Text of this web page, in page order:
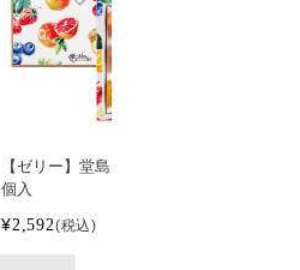
【ゼリー】堂島フルーツゼリー 9
個入
¥2,592 税込